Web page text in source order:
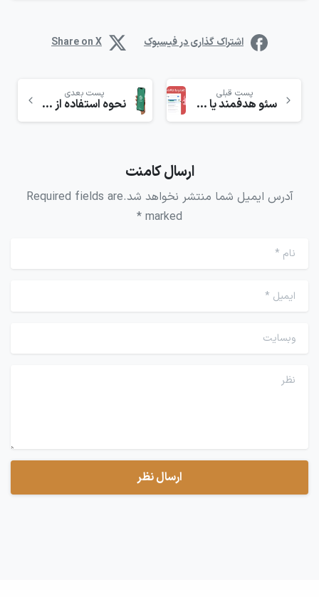
اشتراک گذاری در فیسبوک Share on X
پست قبلی
سئو هدفمند یا Targeted Seo و ۸ گام قدرتمند برای پیشی گرفتن از رقبا
پست بعدی
نحوه استفاده از اپلیکیشن ChatGPT در گوشی‌های آیفون
ارسال کامنت
آدرس ایمیل شما منتشر نخواهد شد.Required fields are
marked *
نام*
ایمیل *
وبسایت
نظر